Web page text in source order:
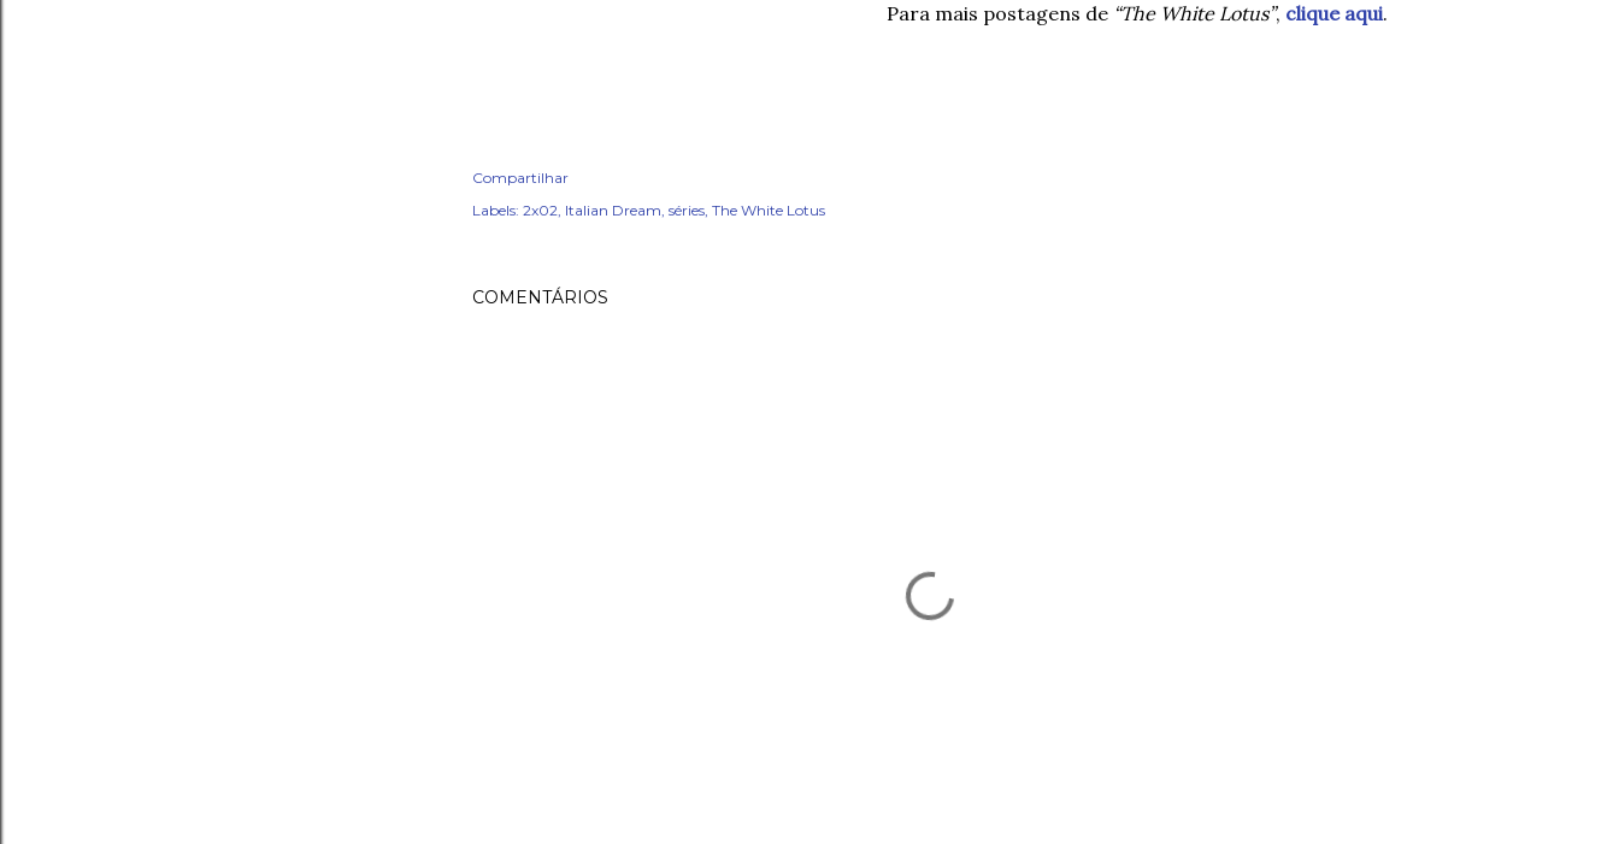
Para mais postagens de “The White Lotus”, clique aqui.
Compartilhar
Labels: 2x02 Italian Dream séries The White Lotus
COMENTÁRIOS